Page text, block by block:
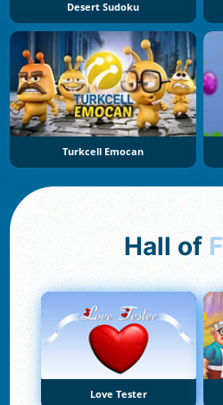
Desert Sudoku
Turkcell Emocan
Hall of
Love Tester